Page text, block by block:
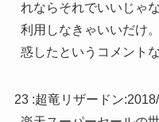
れならそれでいいじゃ
利用しなきゃいいだけ
惑したというコメント
23 :超竜リザードン: